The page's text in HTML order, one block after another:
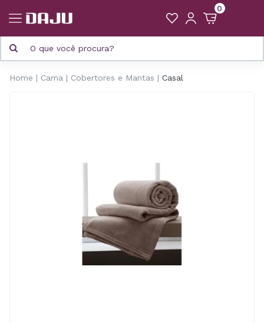
0
Home Cama Cobertores e Mantas Casal